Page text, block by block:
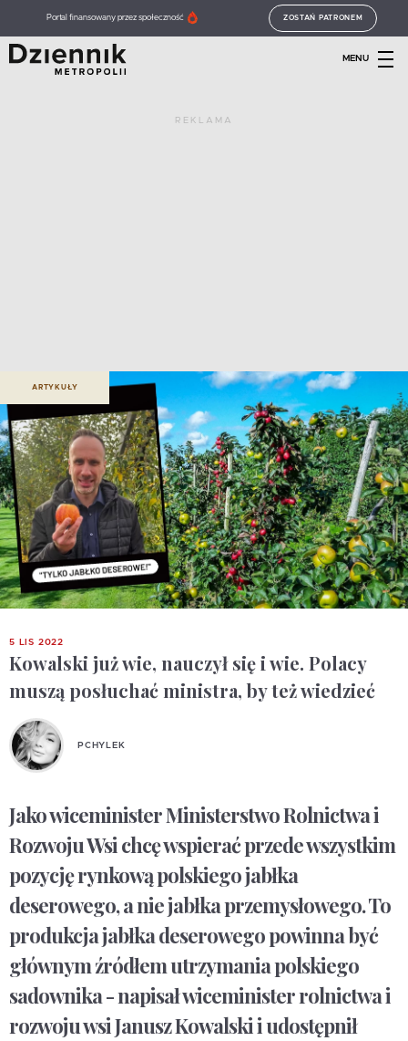
Portal finansowany przez społeczność ZOSTAŃ PATRONEM
MENU
REKLAMA
ARTYKUŁY
5 LIS 2022
Kowalski już wie, nauczył się i wie. Polacy
muszą posłuchać ministra, by też wiedzieć
PCHYLEK
Jako wiceminister Ministerstwo Rolnictwa i
Rozwoju Wsi chcę wspierać przede wszystkim
pozycję rynkową polskiego jabłka
deserowego, a nie jabłka przemysłowego. To
produkcja jabłka deserowego powinna być
głównym źródłem utrzymania polskiego
sadownika - napisał wiceminister rolnictwa i
rozwoju wsi Janusz Kowalski i udostępnił